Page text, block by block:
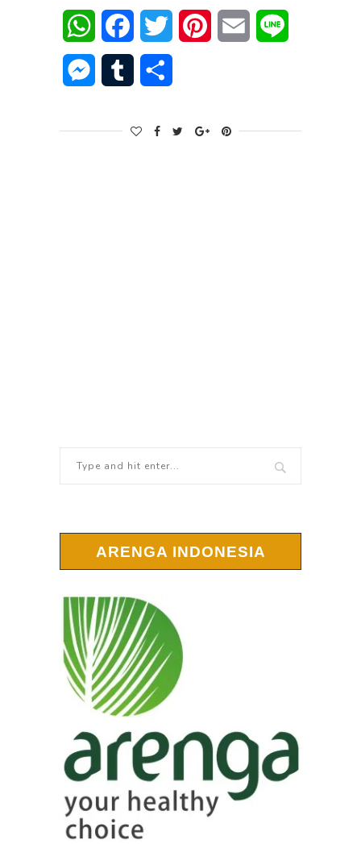
WhatsAppFacebookTwitter PinterestEmail
Messenger
Tumblr
ARENGA INDONESIA